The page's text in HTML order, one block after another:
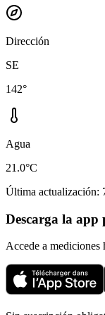
Dirección
SE
142°
Agua
21.0°C
Última actualización:
Descarga la app
Accede a mediciones